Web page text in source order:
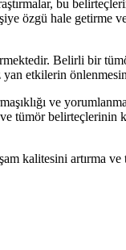
bu
özgü hale getirme
Belirli bir
yan etkilerin
ve
tümör belirteçlerinin
kalitesini artırma